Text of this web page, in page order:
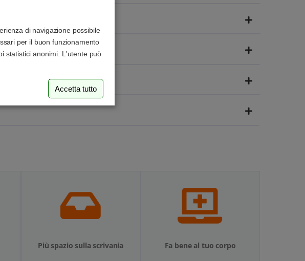
Più spazio sulla scrivania Fa bene al tuo corpo
di navigazione possibile
per il buon funzionamento
statistici anonimi. L'utente può
Accetta tutto